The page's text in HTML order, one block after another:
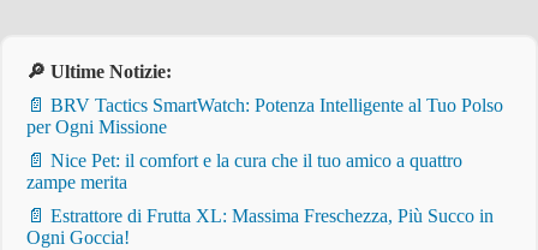
🔎 Ultime Notizie:
📄 BRV Tactics SmartWatch: Potenza Intelligente al Tuo Polso
per Ogni Missione
📄 Nice Pet: il comfort e la cura che il tuo amico a quattro
zampe merita
📄 Estrattore di Frutta XL: Massima Freschezza, Più Succo in
Ogni Goccia!